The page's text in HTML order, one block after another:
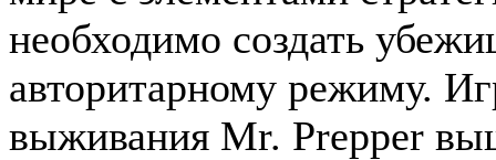
необходимо создать
авторитарному режиму.
выживания Mr. Prepper